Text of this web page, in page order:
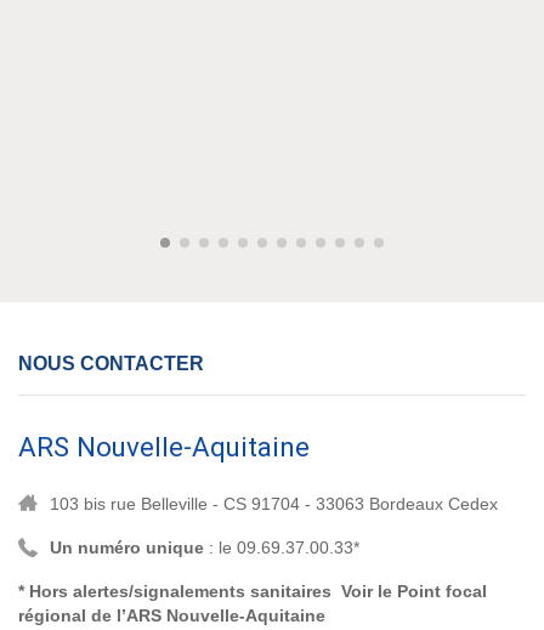
NOUS CONTACTER
ARS Nouvelle-Aquitaine
103 bis rue Belleville - CS 91704 - 33063 Bordeaux Cedex
Un numéro unique : le 09.69.37.00.33*
* Hors alertes/signalements sanitaires Voir le Point focal
régional de l’ARS Nouvelle-Aquitaine